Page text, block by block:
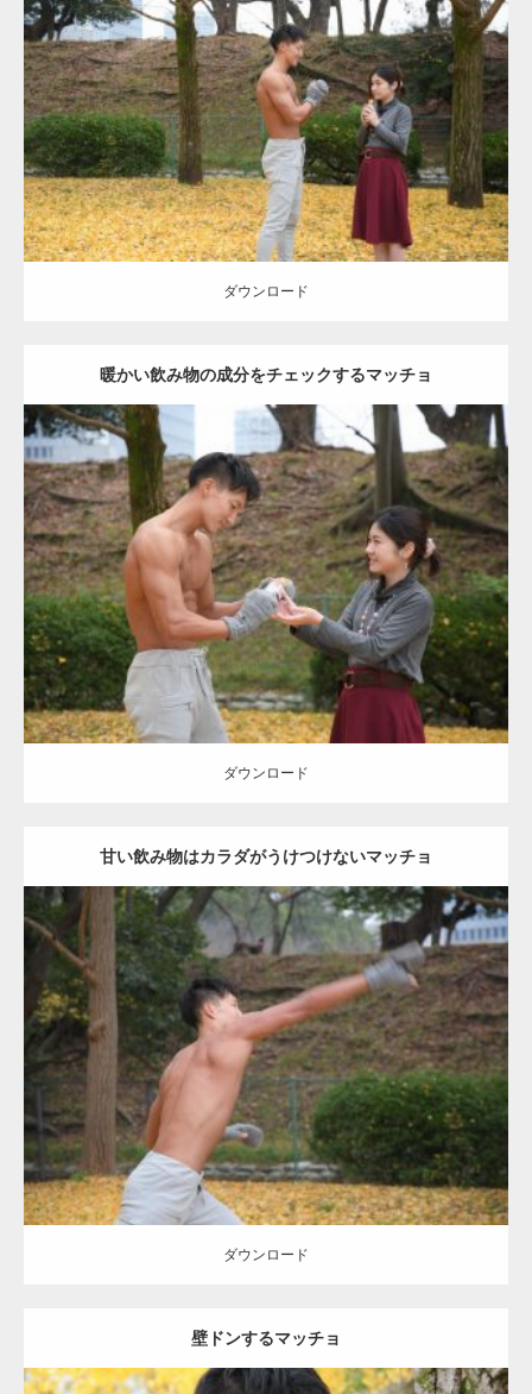
Update: 2021.07.8
Category:公園のマッチョ その他 AKIHITO(細マッチョ) 上腕三頭筋
肩
ダウンロード
ダウンロード
暖かい飲み物の成分をチェックするマッチョ
Update:2021.07.8
Category:公園のマッチョ その他 AKIHITO(細マッチョ) 上腕三頭筋
肩
ダウンロード
ダウンロード
甘い飲み物はカラダがうけつけないマッチョ
Update:2021.07.8
Category: 公園のマッチョ その他 AKIHITO(細マッチョ) 背中
ダウンロード
ダウンロード
壁ドンするマッチョ